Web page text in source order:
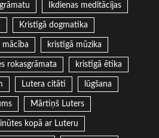
Ikdienas meditācijas
Kristīgā dogmatika
mācība kristīgā mūzika
rokasgrāmata kristīgā ētika
Lutera citāti lūgšana
Mārtiņš Luters
kopā ar Luteru